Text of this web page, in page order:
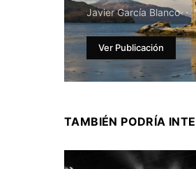
Javier García Blanco
Ver Publicación
TAMBIÉN PODRÍA